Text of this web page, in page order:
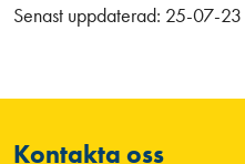
Senast uppdaterad: 25-07-23
Kontakta oss